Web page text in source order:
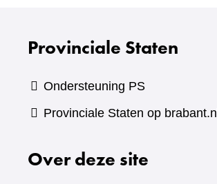
Provinciale Staten
Ondersteuning PS
Provinciale Staten op brabant.nl
Over deze site